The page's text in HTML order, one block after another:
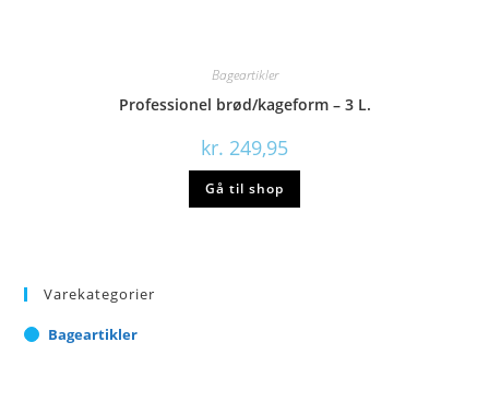
Bageartikler
Professionel brød/kageform – 3 L.
kr. 249,95
Gå til shop
Varekategorier
Bageartikler